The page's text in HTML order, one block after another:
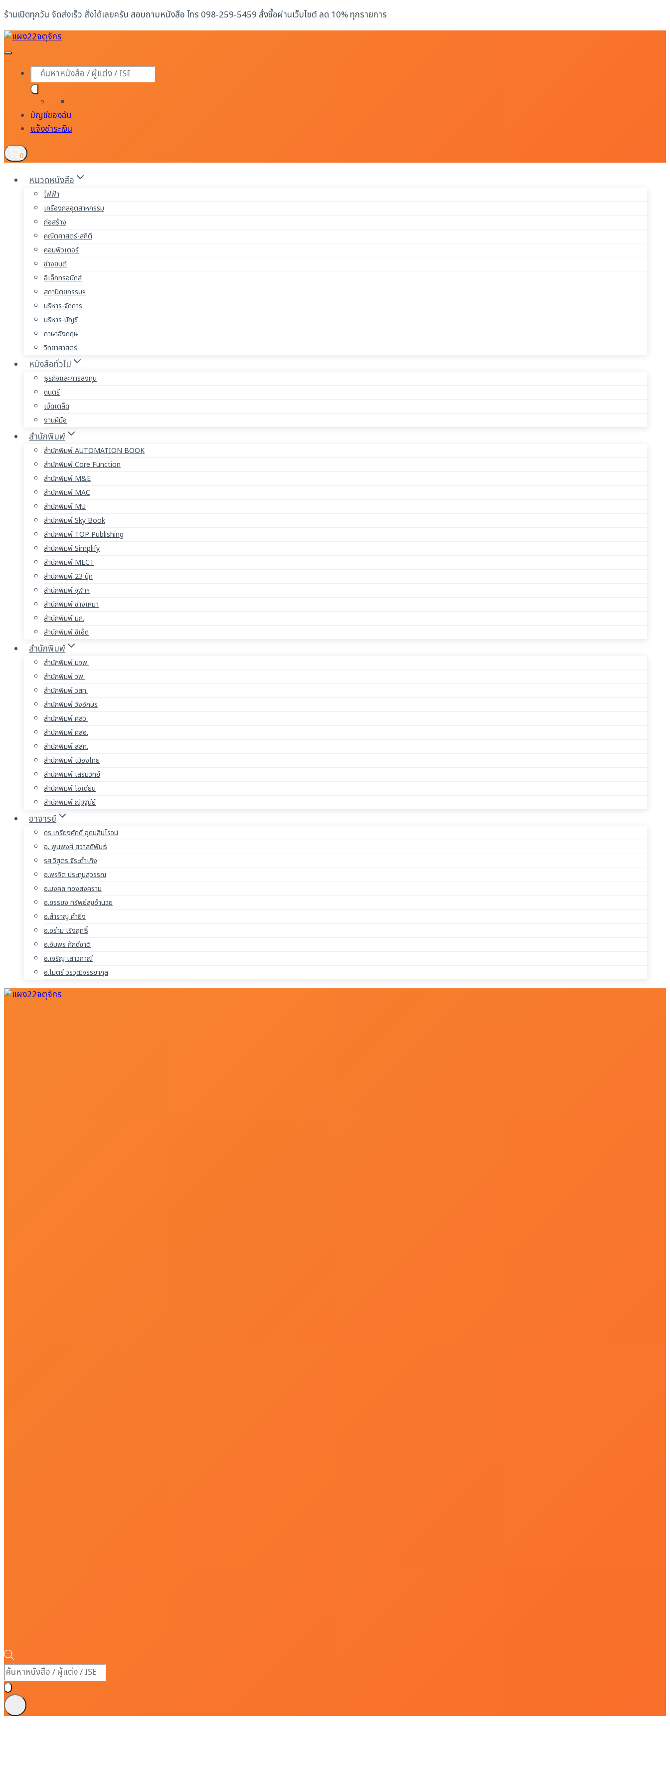
Skip
to
content
ร้านเปิดทุกวัน จัดส่งเร็ว สั่งได้เลยครับ สอบถามหนังสือ โทร 098-259-5459 สั่งซื้อผ่านเว็บไซต์ ลด 10% ทุกรายการ
Products
search
บัญชีของฉัน
แจ้งชำระเงิน
0
หมวดหนังสือ
ไฟฟ้า
เครื่องกลอุตสาหกรรม
ก่อสร้าง
คณิตศาสตร์-สถิติ
คอมพิวเตอร์
ช่างยนต์
อิเล็กทรอนิกส์
สถาปัตยกรรมฯ
บริหาร-จัดการ
บริหาร-บัญชี
ภาษาอังกฤษ
วิทยาศาสตร์
หนังสือทั่วไป
ธุรกิจและการลงทุน
ดนตรี
เบ็ดเตล็ด
งานฝีมือ
สำนักพิมพ์
สำนักพิมพ์ AUTOMATION BOOK
สำนักพิมพ์ Core Function
สำนักพิมพ์ M&E
สำนักพิมพ์ MAC
สำนักพิมพ์ MU
สำนักพิมพ์ Sky Book
สำนักพิมพ์ TOP Publishing
สำนักพิมพ์ Simplify
สำนักพิมพ์ MECT
สำนักพิมพ์ 23 บุ๊ค
สำนักพิมพ์ จุฬาฯ
สำนักพิมพ์ ช่างเหมา
สำนักพิมพ์ มก.
สำนักพิมพ์ ซีเอ็ด
สำนักพิมพ์
สำนักพิมพ์ มจพ.
สำนักพิมพ์ วพ.
สำนักพิมพ์ วสท.
สำนักพิมพ์ วังอักษร
สำนักพิมพ์ ศสว.
สำนักพิมพ์ ศสอ.
สำนักพิมพ์ สสท.
สำนักพิมพ์ เมืองไทย
สำนักพิมพ์ เสริมวิทย์
สำนักพิมพ์ โอเดียน
สำนักพิมพ์ ณัฐฐินีย์
อาจารย์
ดร.เกรียงศักดิ์ อุดมสินโรจน์
อ. พูนพงศ์ สวาสดิพันธ์
รศ.วิสูตร จิระดำเกิง
อ.พรจิต ประทุมสุวรรณ
อ.มงคล ทองสงคราม
อ.ยรรยง ทรัพย์สุขอำนวย
อ.สำราญ คำยิ่ง
อ.อร่าม เริงฤทธิ์
อ.อัมพร ภักดีชาติ
อ.เจริญ เสาวภาณี
อ.ไมตรี วรวุฒิจรรยากุล
Products
search